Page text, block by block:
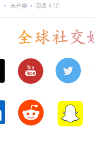
未分类 阅读 410